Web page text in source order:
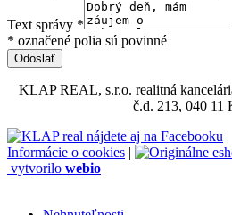
Text správy *
* označené polia sú povinné
Odoslať
KLAP REAL, s.r.o. realitná
č.d. 213, 040 11
Informácie o cookies |
vytvorilo webio